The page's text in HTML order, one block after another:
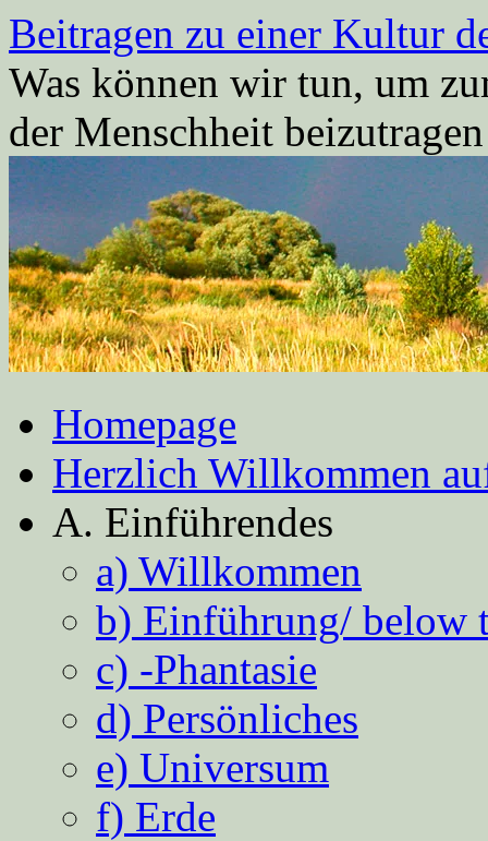
Zum
Inhalt
springen
Beitragen zu einer Kultur
Was können wir tun, um
der Menschheit
Homepage
Herzlich Willkommen
A. Einführendes
a) Willkommen
b) Einführung/ below
c) -Phantasie
d) Persönliches
e) Universum
f) Erde